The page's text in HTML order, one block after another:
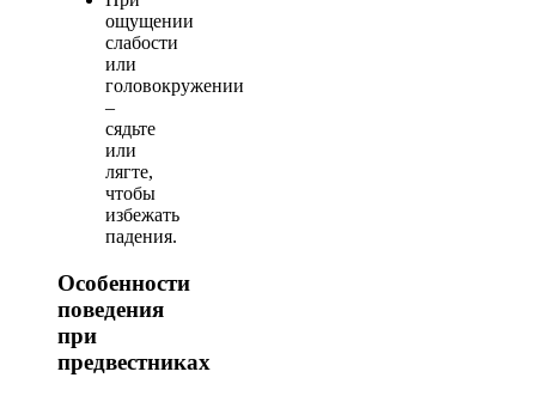
ощущении
слабости
или
головокружении
–
сядьте
или
лягте,
чтобы
избежать
падения.
Особенности
поведения
при
предвестниках